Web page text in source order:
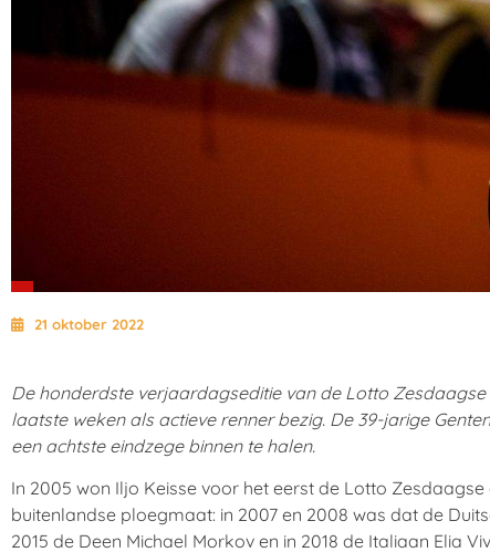
21 oktober 2022
De honderdste verjaardagseditie van de Lotto
laatste weken als actieve renner bezig. De 39-jarige
een achtste eindzege binnen te halen.
In 2005 won Iljo Keisse voor het eerst de Lotto
buitenlandse ploegmaat: in 2007 en 2008 was dat de
2015 de Deen Michael Morkov en in 2018 de Italiaan Elia